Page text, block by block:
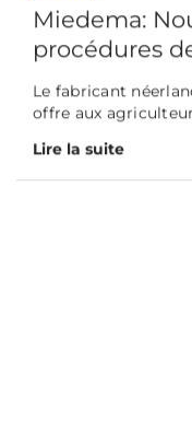
La rapidité et
préoccupations
Lire la suite